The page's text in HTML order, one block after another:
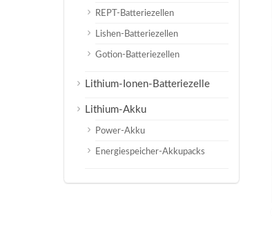
REPT-Batteriezellen
Lishen-Batteriezellen
Gotion-Batteriezellen
Lithium-Ionen-Batteriezelle
Lithium-Akku
Power-Akku
Energiespeicher-Akkupacks